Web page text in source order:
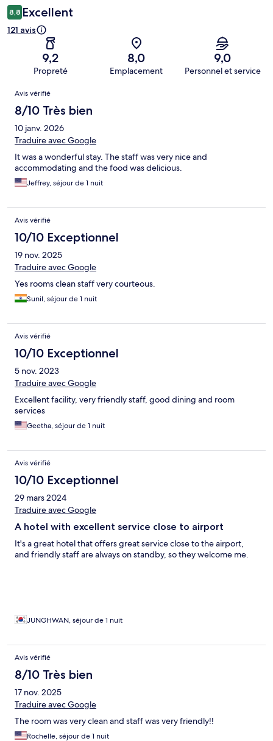
8,8 Excellent
121 avis
9,2
Propreté
8,0
Emplacement
9,0
Personnel et service
Avis
Avis vérifié
8/10 Très bien
10 janv. 2026
Traduire avec Google
It was a wonderful stay. The staff was very nice and
accommodating and the food was delicious.
Jeffrey, séjour de 1 nuit
Avis vérifié
10/10 Exceptionnel
19 nov. 2025
Traduire avec Google
Yes rooms clean staff very courteous.
Sunil, séjour de 1 nuit
Avis vérifié
10/10 Exceptionnel
5 nov. 2023
Traduire avec Google
Excellent facility, very friendly staff, good dining and room
services
Geetha, séjour de 1 nuit
Avis vérifié
10/10 Exceptionnel
29 mars 2024
Traduire avec Google
A hotel with excellent service close to airport
It's a great hotel that offers great service close to the airport,
and friendly staff are always on standby, so they welcome me.
JUNGHWAN, séjour de 1 nuit
Avis vérifié
8/10 Très bien
17 nov. 2025
Traduire avec Google
The room was very clean and staff was very friendly!!
Rochelle, séjour de 1 nuit